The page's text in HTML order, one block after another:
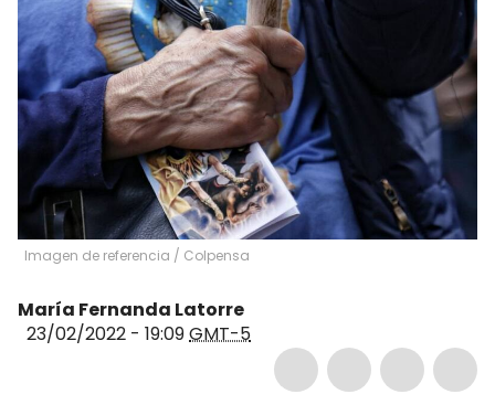
Imagen de referencia / Colpensa
María Fernanda Latorre
23/02/2022 - 19:09GMT-5